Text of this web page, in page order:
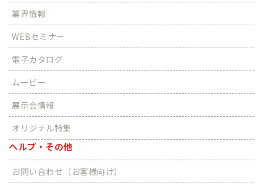
業界情報
WEBセミナー
電子カタログ
ムービー
展示会情報
オリジナル特集
ヘルプ・その他
お問い合わせ（お客様向け）